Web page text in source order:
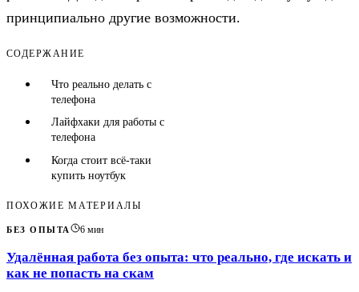
принципиально другие возможности.
СОДЕРЖАНИЕ
Что реально делать с
телефона
Лайфхаки для работы с
телефона
Когда стоит всё-таки
купить ноутбук
ПОХОЖИЕ МАТЕРИАЛЫ
БЕЗ ОПЫТА 6мин
Удалённая работа без опыта: что реально, где искать и
как не попасть на скам